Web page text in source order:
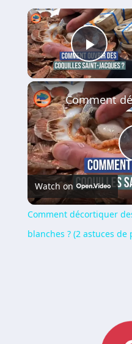
Play
Watch on
Comment décortiquer
blanches ? (2 astuces de